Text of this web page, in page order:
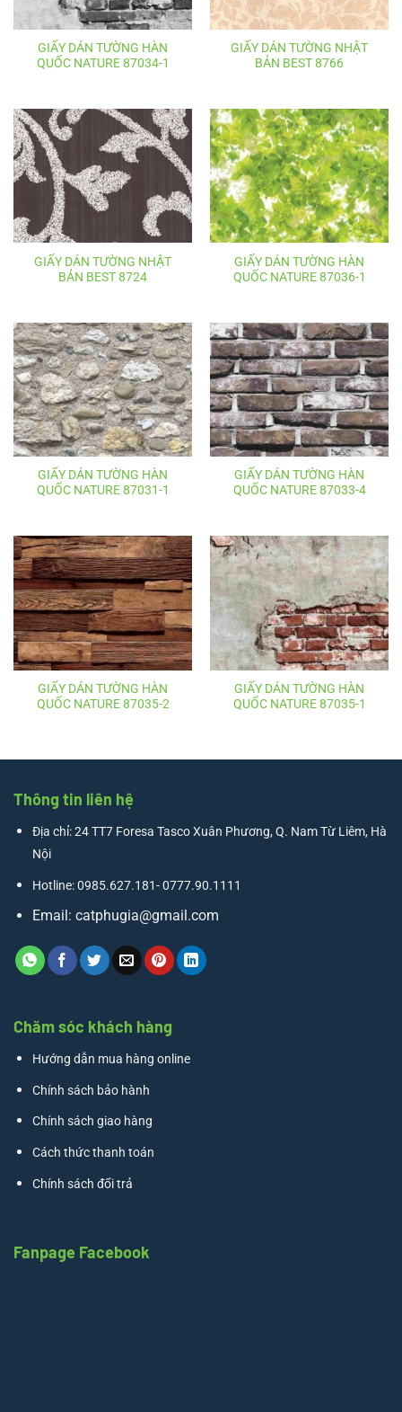
GIẤY DÁN TƯỜNG HÀN
QUỐC NATURE 87034-1
GIẤY DÁN TƯỜNG NHẬT
BẢN BEST 8766
GIẤY DÁN TƯỜNG NHẬT
BẢN BEST 8724
GIẤY DÁN TƯỜNG HÀN
QUỐC NATURE 87036-1
GIẤY DÁN TƯỜNG HÀN
QUỐC NATURE 87031-1
GIẤY DÁN TƯỜNG HÀN
QUỐC NATURE 87033-4
GIẤY DÁN TƯỜNG HÀN
QUỐC NATURE 87035-2
GIẤY DÁN TƯỜNG HÀN
QUỐC NATURE 87035-1
Thông tin liên hệ
Địa chỉ: 24 TT7 Foresa Tasco Xuân Phương, Q. Nam Từ Liêm, Hà
Nội
Hotline: 0985.627.181- 0777.90.1111
Email: catphugia@gmail.com
Chăm sóc khách hàng
Hướng dẫn mua hàng online
Chính sách bảo hành
Chính sách giao hàng
Cách thức thanh toán
Chính sách đổi trả
Fanpage Facebook